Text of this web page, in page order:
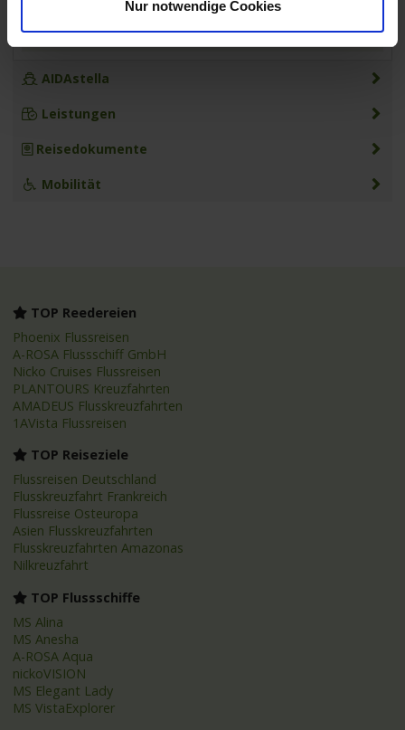
Nur notwendige Cookies
AIDAstella
Leistungen
Reisedokumente
Mobilität
TOP Reedereien
Phoenix Flussreisen
A-ROSA Flussschiff GmbH
Nicko Cruises Flussreisen
PLANTOURS Kreuzfahrten
AMADEUS Flusskreuzfahrten
1AVista Flussreisen
TOP Reiseziele
Flussreisen Deutschland
Flusskreuzfahrt Frankreich
Flussreise Osteuropa
Asien Flusskreuzfahrten
Flusskreuzfahrten Amazonas
Nilkreuzfahrt
TOP Flussschiffe
MS Alina
MS Anesha
A-ROSA Aqua
nickoVISION
MS Elegant Lady
MS VistaExplorer